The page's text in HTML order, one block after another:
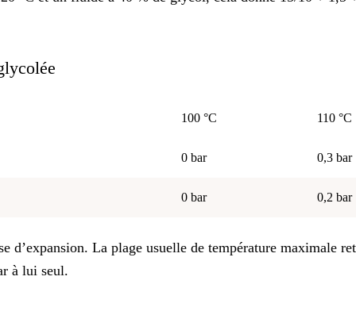
100 °C 110 °C
0 bar 0,3 bar
0 bar 0,2 bar
d’expansion. La plage usuelle de température maximale
à lui seul.